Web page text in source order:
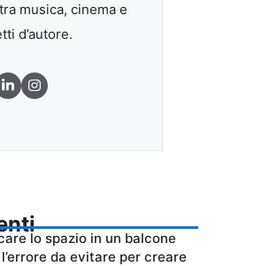
musica, cinema e
d’autore.
lo spazio in un balcone
da evitare per creare